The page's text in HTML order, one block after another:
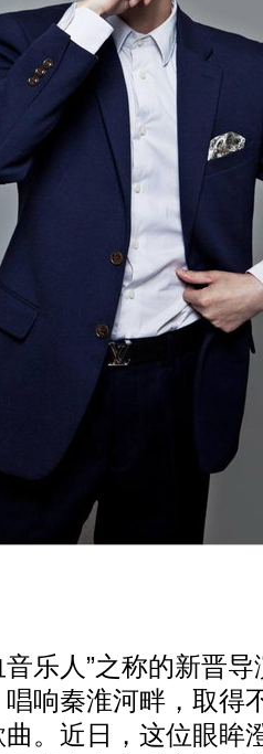
人”之称的新晋导
响秦淮河畔，取得
。近日，这位眼眸